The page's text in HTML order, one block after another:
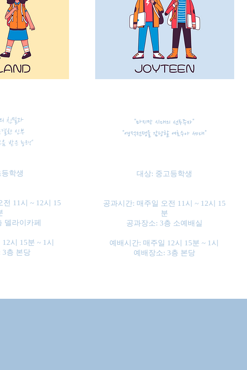
친밀과
결한 신부
음 받은 능력"
학생
전 11시 ~ 12시 15
델라이카페
시 15분 ~ 1시
3층 본당
"마지막 시대의 선두주자"
"영적전쟁을 감당할 여호수아 세대"
대상: 중고등학생
공과시간: 매주일 오전 11시 ~ 12시 15
분
공과장소: 3층 소예배실
예배시간: 매주일 12시 15분 ~ 1시
​예배장소: 3층 본당